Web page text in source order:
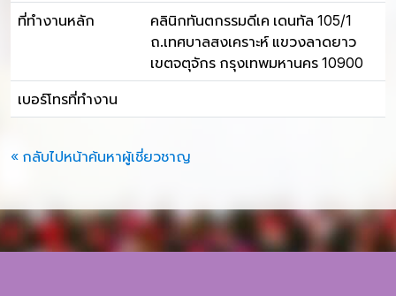
ที่ทำงานหลัก
คลินิกทันตกรรมดีเค เดนทัล 105/1
ถ.เทศบาลสงเคราะห์ แขวงลาดยาว
เขตจตุจักร กรุงเทพมหานคร 10900
เบอร์โทรที่ทำงาน
« กลับไปหน้าค้นหาผู้เชี่ยวชาญ